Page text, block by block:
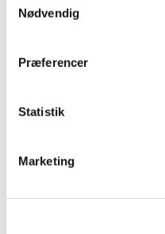
Nødvendig
Præferencer
Statistik
Marketing